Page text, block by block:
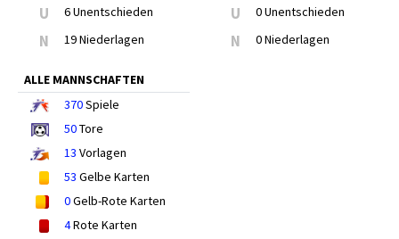
U 6 Unentschieden
N 19 Niederlagen
U 0 Unentschieden
N 0 Niederlagen
ALLE MANNSCHAFTEN
370Spiele
50Tore
13 Vorlagen
53 Gelbe Karten
0Gelb-Rote Karten
4Rote Karten